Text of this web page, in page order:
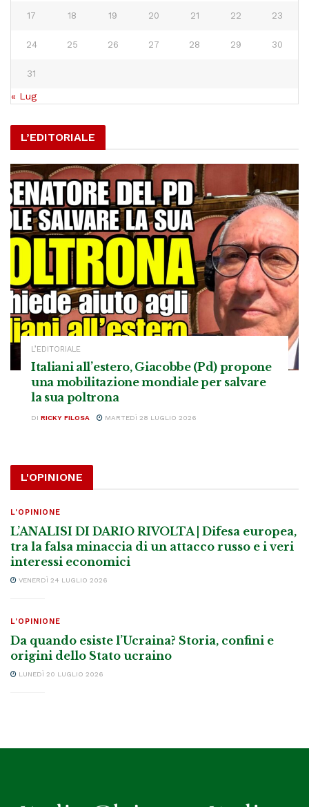
17 18 19 20 21 22 23
24 25 26 27 28 29 30
31
« Lug
L’EDITORIALE
L’EDITORIALE
Italiani all’estero, Giacobbe (Pd) propone
una mobilitazione mondiale per salvare
la sua poltrona
DI RICKY FILOSA MARTEDÌ 28 LUGLIO 2026
L'OPINIONE
L'OPINIONE
L’ANALISI DI DARIO RIVOLTA | Difesa europea,
tra la falsa minaccia di un attacco russo e i veri
interessi economici
VENERDÌ 24 LUGLIO 2026
L'OPINIONE
Da quando esiste l’Ucraina? Storia, confini e
origini dello Stato ucraino
LUNEDÌ 20 LUGLIO 2026